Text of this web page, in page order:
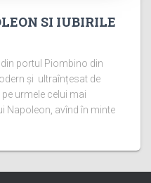
SI IUBIRILE
portul Piombino din
și ultraînțesat de
urmele celui mai
Napoleon, avînd în minte